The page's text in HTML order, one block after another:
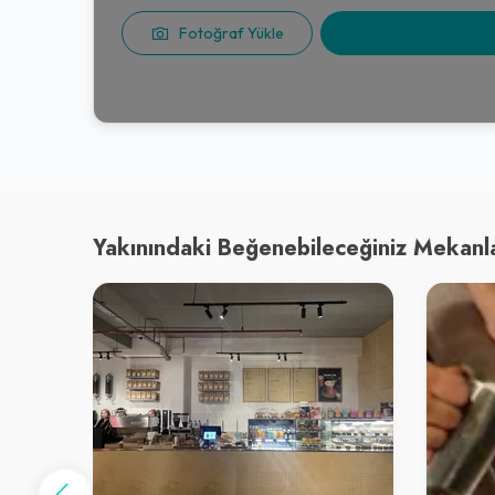
Fotoğraf Yükle
Yakınındaki Beğenebileceğiniz